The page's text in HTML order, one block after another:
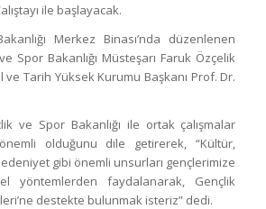
ile başlayacak.
Merkez Binası’nda düzenlenen
Spor Bakanlığı Müsteşarı Faruk Özçelik
ve Tarih Yüksek Kurumu Başkanı Prof. Dr.
ve Spor Bakanlığı ile ortak çalışmalar
olduğunu dile getirerek, “Kültür,
gibi önemli unsurları gençlerimize
yöntemlerden faydalanarak, Gençlik
destekte bulunmak isteriz” dedi.